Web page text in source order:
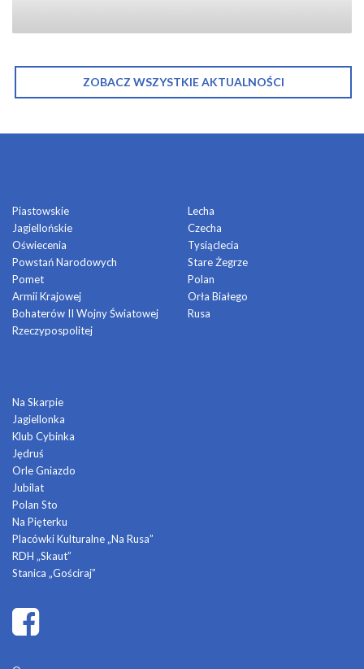
ZOBACZ WSZYSTKIE AKTUALNOŚCI
Piastowskie
Jagiellońskie
Oświecenia
Powstań Narodowych
Pomet
Armii Krajowej
Bohaterów II Wojny Światowej
Rzeczypospolitej
Lecha
Czecha
Tysiąclecia
Stare Żegrze
Polan
Orła Białego
Rusa
Na Skarpie
Jagiellonka
Klub Cybinka
Jędruś
Orle Gniazdo
Jubilat
Polan Sto
Na Pięterku
Placówki Kulturalne „Na Rusa”
RDH „Skaut”
Stanica „Gościraj”